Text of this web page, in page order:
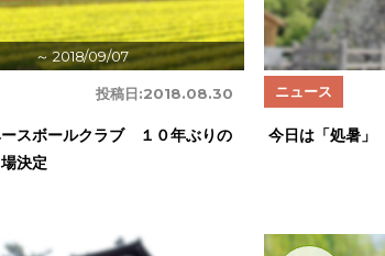
～ 2018/09/07
投稿日:2018.08.30
ースボールクラブ １０年ぶりの
決定
ニュース
今日は「処暑」